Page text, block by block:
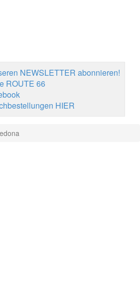
NEWSLETTER abonnieren!
ROUTE 66
HIER